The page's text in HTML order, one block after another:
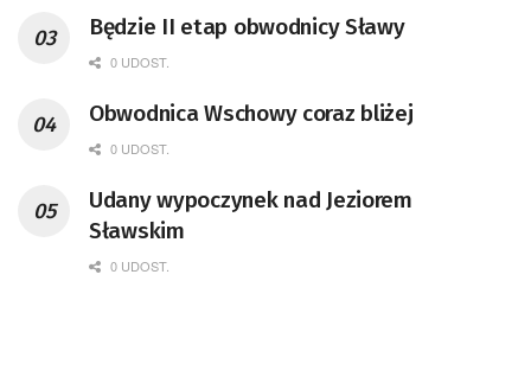
Będzie II etap obwodnicy Sławy
0 UDOST.
Obwodnica Wschowy coraz bliżej
0 UDOST.
Udany wypoczynek nad Jeziorem
Sławskim
0 UDOST.